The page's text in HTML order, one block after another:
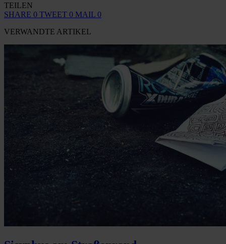
TEILEN
SHARE 0 TWEET 0 MAIL 0
VERWANDTE ARTIKEL